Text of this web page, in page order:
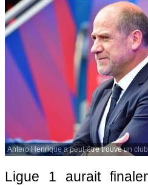
Antero Henrique a peut-être trouvé un
Ligue 1 aurait